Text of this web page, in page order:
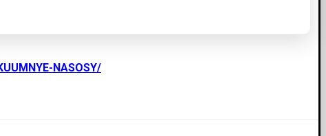
NASOSY/